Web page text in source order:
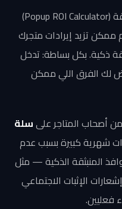
حاسبة عائد الاستثمار للنوافذ المنبثقة (Popup ROI Calculator)
تزيد إيرادات متجرك
ذكية. بكل بساطة: تدخل
لك الفرق اللي ممكن
أصحاب المتاجر علىسلة
شهرية كبيرة بسبب عدم
المنبثقة الذكية — مثل
الإثبات الاجتماعي
فعليين.